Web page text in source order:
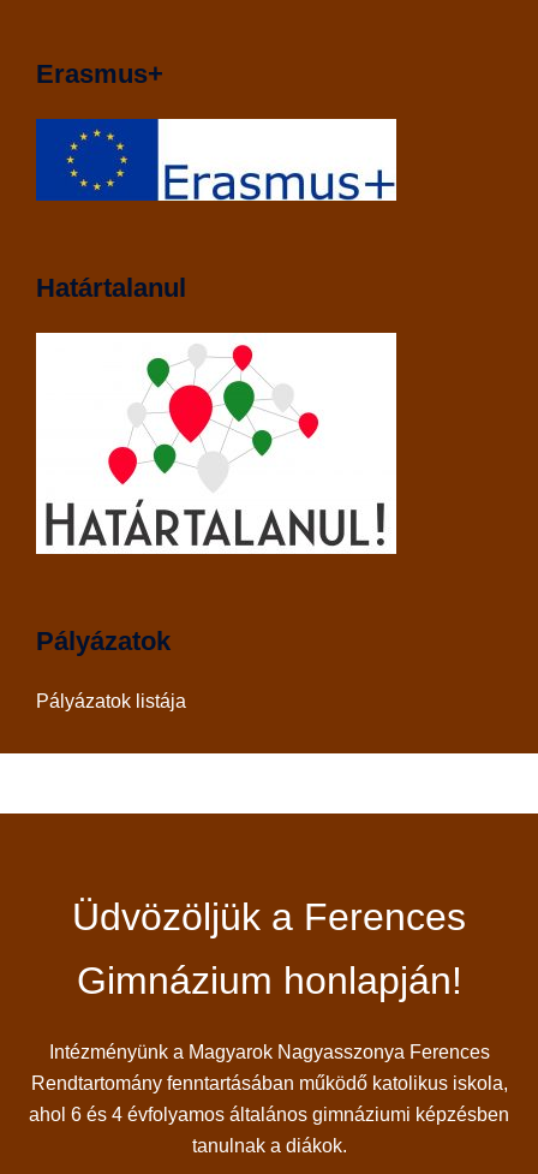
Erasmus+
Határtalanul
Pályázatok
Pályázatok listája
Üdvözöljük a Ferences
Gimnázium honlapján!
Intézményünk a Magyarok Nagyasszonya Ferences
Rendtartomány fenntartásában működő katolikus iskola,
ahol 6 és 4 évfolyamos általános gimnáziumi képzésben
tanulnak a diákok.